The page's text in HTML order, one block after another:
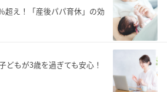
超え！「産後パパ育休」の効
どもが3歳を過ぎても安心！